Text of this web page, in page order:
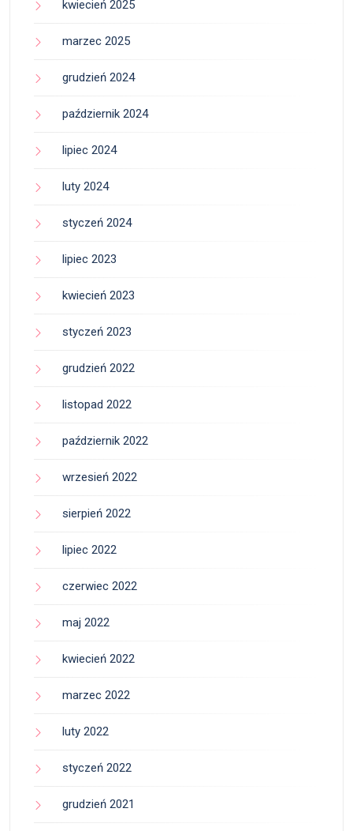
kwiecień 2025
marzec 2025
grudzień 2024
październik 2024
lipiec 2024
luty 2024
styczeń 2024
lipiec 2023
kwiecień 2023
styczeń 2023
grudzień 2022
listopad 2022
październik 2022
wrzesień 2022
sierpień 2022
lipiec 2022
czerwiec 2022
maj 2022
kwiecień 2022
marzec 2022
luty 2022
styczeń 2022
grudzień 2021